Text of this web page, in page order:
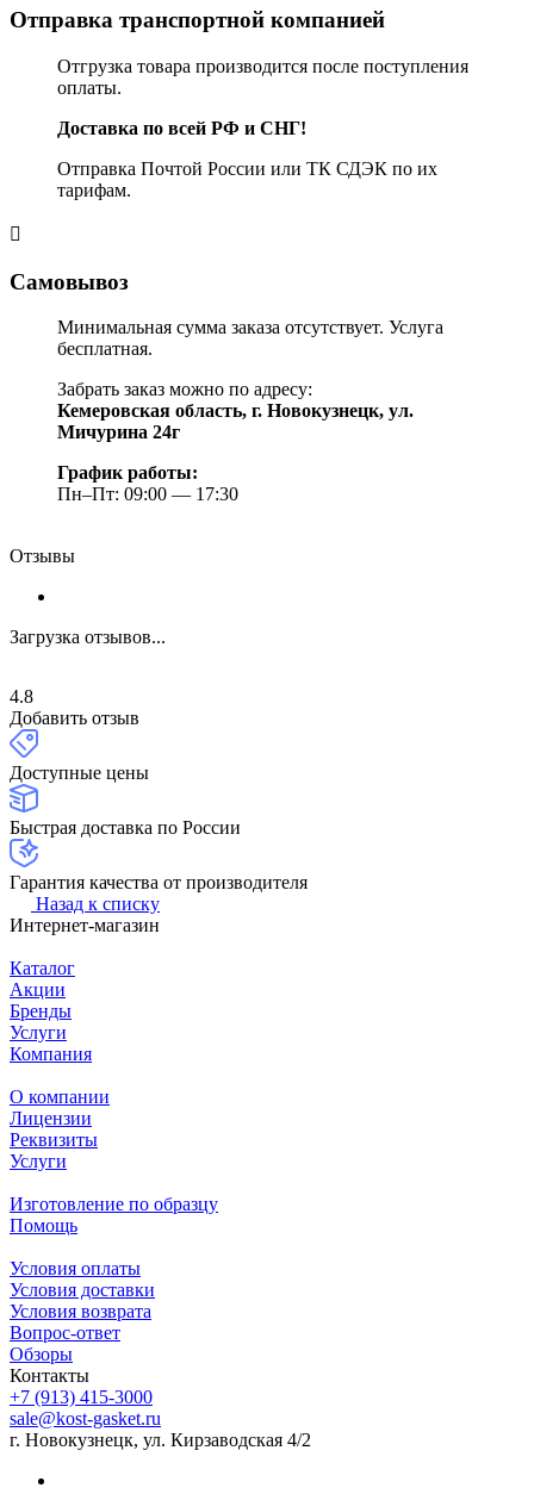
Отправка транспортной компанией
Отгрузка товара производится после поступления
оплаты.
Доставка по всей РФ и СНГ!
Отправка Почтой России или ТК СДЭК по их
тарифам.
Самовывоз
Минимальная сумма заказа отсутствует. Услуга
бесплатная.
Забрать заказ можно по адресу:
Кемеровская область, г. Новокузнецк, ул.
Мичурина 24г
График работы:
Пн–Пт: 09:00 — 17:30
Отзывы
Загрузка отзывов...
4.8
Добавить отзыв
Доступные цены
Быстрая доставка по России
Гарантия качества от производителя
Назад к списку
Интернет-магазин
Каталог
Акции
Бренды
Услуги
Компания
О компании
Лицензии
Реквизиты
Услуги
Изготовление по образцу
Помощь
Условия оплаты
Условия доставки
Условия возврата
Вопрос-ответ
Обзоры
Контакты
+7 (913) 415-3000
sale@kost-gasket.ru
г. Новокузнецк, ул. Кирзаводская 4/2